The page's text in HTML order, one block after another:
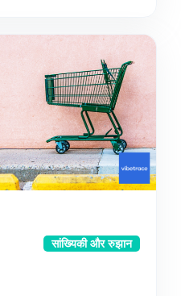
सांख्यिकी और रुझान